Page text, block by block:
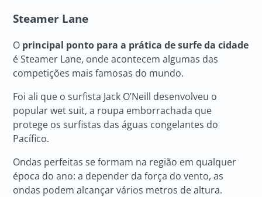
Steamer Lane
O principal ponto para a prática de surfe da cidade
é Steamer Lane, onde acontecem algumas das
competições mais famosas do mundo.
Foi ali que o surfista Jack O’Neill desenvolveu o
popular wet suit, a roupa emborrachada que
protege os surfistas das águas congelantes do
Pacífico.
Ondas perfeitas se formam na região em qualquer
época do ano: a depender da força do vento, as
ondas podem alcançar vários metros de altura.